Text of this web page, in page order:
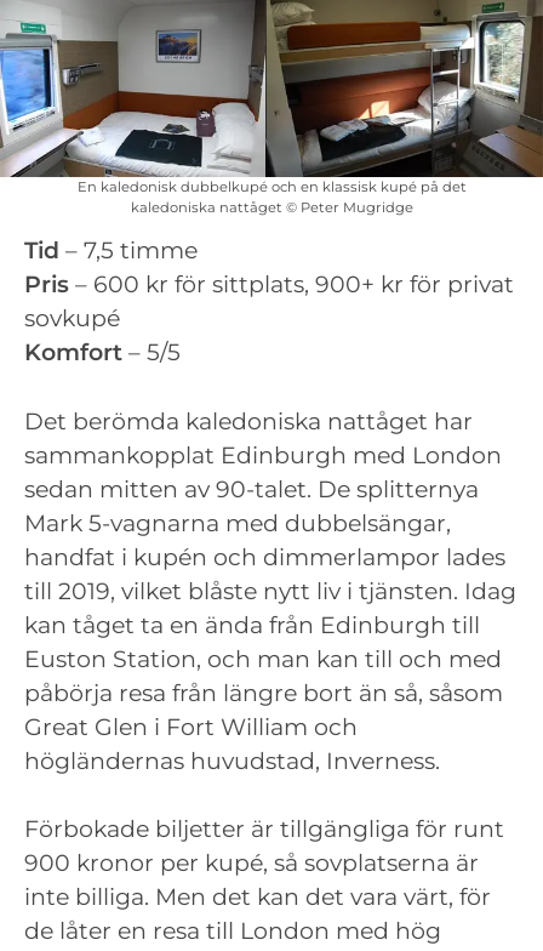
En kaledonisk dubbelkupé och en klassisk kupé på det
kaledoniska nattåget © Peter Mugridge
Tid – 7,5 timme
Pris – 600 kr för sittplats, 900+ kr för privat
sovkupé
Komfort – 5/5
Det berömda kaledoniska nattåget har
sammankopplat Edinburgh med London
sedan mitten av 90-talet. De splitternya
Mark 5-vagnarna med dubbelsängar,
handfat i kupén och dimmerlampor lades
till 2019, vilket blåste nytt liv i tjänsten. Idag
kan tåget ta en ända från Edinburgh till
Euston Station, och man kan till och med
påbörja resa från längre bort än så, såsom
Great Glen i Fort William och
högländernas huvudstad, Inverness.
Förbokade biljetter är tillgängliga för runt
900 kronor per kupé, så sovplatserna är
inte billiga. Men det kan det vara värt, för
de låter en resa till London med hög